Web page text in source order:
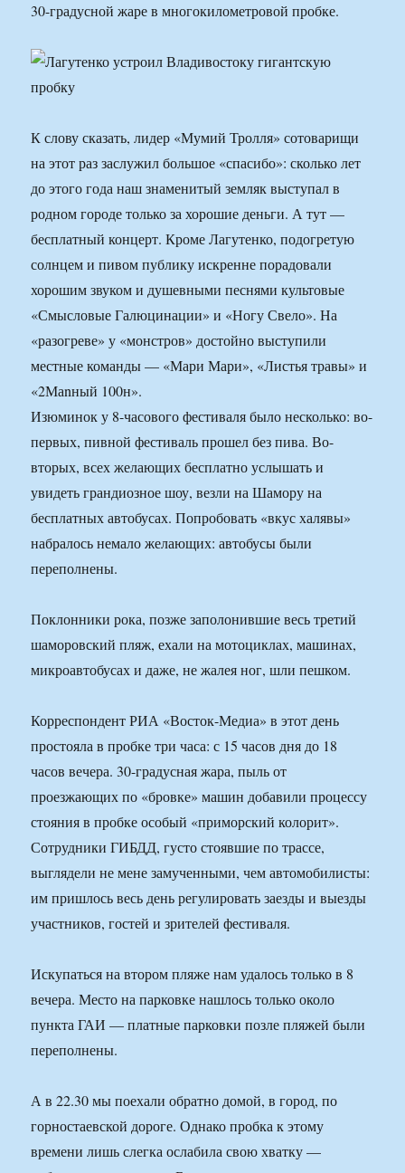
30-градусной жаре в многокилометровой пробке.
К слову сказать, лидер «Мумий Тролля» сотоварищи
на этот раз заслужил большое «спасибо»: сколько лет
до этого года наш знаменитый земляк выступал в
родном городе только за хорошие деньги. А тут —
бесплатный концерт. Кроме Лагутенко, подогретую
солнцем и пивом публику искренне порадовали
хорошим звуком и душевными песнями культовые
«Смысловые Галюцинации» и «Ногу Свело». На
«разогреве» у «монстров» достойно выступили
местные команды — «Мари Мари», «Листья травы» и
«2Маnный 100н».
Изюминок у 8-часового фестиваля было несколько: во-
первых, пивной фестиваль прошел без пива. Во-
вторых, всех желающих бесплатно услышать и
увидеть грандиозное шоу, везли на Шамору на
бесплатных автобусах. Попробовать «вкус халявы»
набралось немало желающих: автобусы были
переполнены.
Поклонники рока, позже заполонившие весь третий
шаморовский пляж, ехали на мотоциклах, машинах,
микроавтобусах и даже, не жалея ног, шли пешком.
Корреспондент РИА «Восток-Медиа» в этот день
простояла в пробке три часа: с 15 часов дня до 18
часов вечера. 30-градусная жара, пыль от
проезжающих по «бровке» машин добавили процессу
стояния в пробке особый «приморский колорит».
Сотрудники ГИБДД, густо стоявшие по трассе,
выглядели не мене замученными, чем автомобилисты:
им пришлось весь день регулировать заезды и выезды
участников, гостей и зрителей фестиваля.
Искупаться на втором пляже нам удалось только в 8
вечера. Место на парковке нашлось только около
пункта ГАИ — платные парковки позле пляжей были
переполнены.
А в 22.30 мы поехали обратно домой, в город, по
горностаевской дороге. Однако пробка к этому
времени лишь слегка ослабила свою хватку —